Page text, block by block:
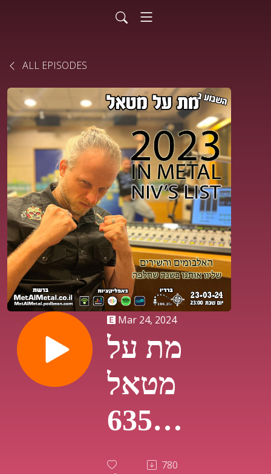
ALL EPISODES
Mar 24, 2024
מת על
מטאל
635 -
The 780